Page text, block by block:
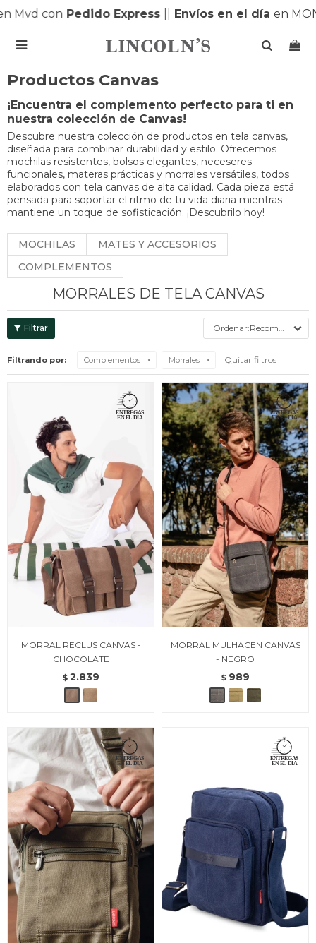
Mvd conPedido Express|| Envíos en el díaen

Productos Canvas
¡Encuentra el complemento perfecto para ti en
nuestra colección de Canvas!
Descubre nuestra colección de productos en tela canvas,
diseñada para combinar durabilidad y estilo. Ofrecemos
mochilas resistentes, bolsos elegantes, neceseres
funcionales, materas prácticas y morrales versátiles, todos
elaborados con tela canvas de alta calidad. Cada pieza está
pensada para soportar el ritmo de tu vida diaria mientras
mantiene un toque de sofisticación. ¡Descubrilo hoy!
MOCHILAS
MATES Y ACCESORIOS
COMPLEMENTOS
MORRALES DE TELA CANVAS
Recomendados
Filtrando por: Complementos Morrales Quitar filtros
MORRAL RECLUS CANVAS -
CHOCOLATE
$ 2.839
MORRAL MULHACEN CANVAS
- NEGRO
$ 989